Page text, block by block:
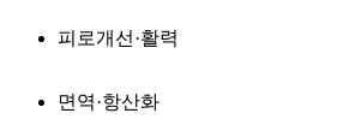
피로개선·활력
면역·항산화